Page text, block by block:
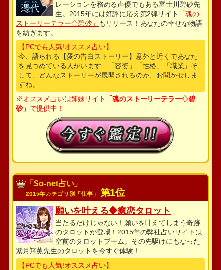
レーションを務める声優でもある富士川碧砂先
生。2015年には好評に応え第2弾サイト
「魂の
ストーリーテラー◇碧砂」
もリリース！あなたの幸せな物語
を紡ぎます。
【PCでも人気!オススメ占い】
今、語られる【愛の告白ストーリー】意外と近くであなた
を見つめている人がいます…「容姿」「性格」「職業」そ
して、どんなストーリーが展開されるのか、お聞かせしま
すね。
※オススメ占いは姉妹サイト
「魂のストーリーテラー◇碧
砂」 で提供中！
「So-net占い」
2015年カテゴリ別「仕事」 第1位
願いを叶える◆癒恋タロット
当たるだけじゃない！願いを叶えてしまう奇跡
のタロットが登場！2015年の弊社占いサイトは
空前のタロットブーム。その先駆けにもなった
紫月翔薫先生のタロットを今すぐ体験！
【PCでも人気!オススメ占い】